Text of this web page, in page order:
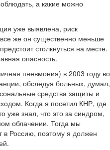
а какие можно
уже выявлена, риск
все же он существенно меньше
столкнуться на месте.
опасность.
пневмония) в 2003 году во
обследуя больных, думал,
средства защиты и
Когда я посетил КНР, где
уже знал, что это за синдром,
облачении. Тогда мы
в Россию, поэтому я должен